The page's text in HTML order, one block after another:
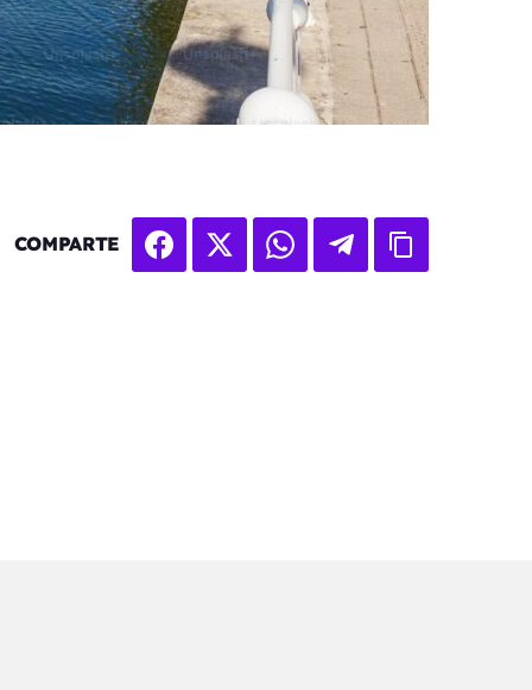
COMPARTE